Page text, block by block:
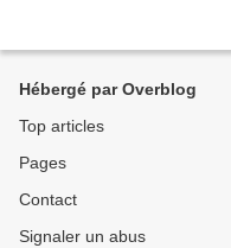
Hébergé par Overblog
Top articles
Pages
Contact
Signaler un abus